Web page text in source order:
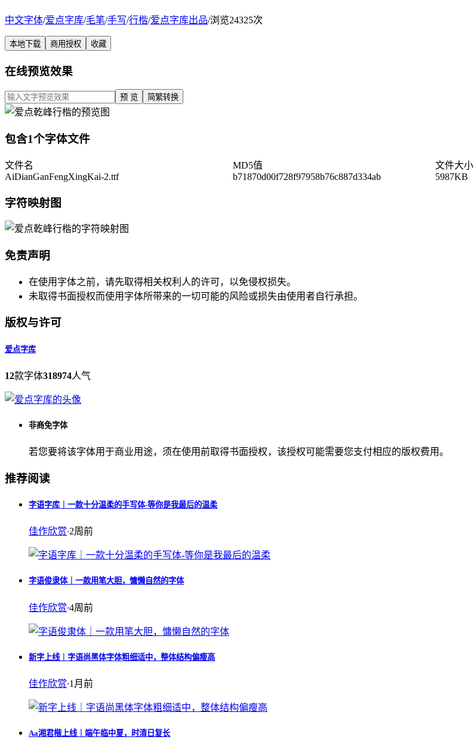
中文字体/爱点字库/毛笔/手写/行楷/爱点字库出品/浏览24325次
本地下载 商用授权 收藏
在线预览效果
预 览 简繁转换
包含1个字体文件
文件名 MD5值
文件大小
AiDianGanFengXingKai-2.ttf
b71870d00f728f97958b76c887d334ab 5987KB
字符映射图
免责声明
在使用字体之前，请先取得相关权利人的许可，以免侵权损失。
未取得书面授权而使用字体所带来的一切可能的风险或损失由使用者自行承担。
版权与许可
爱点字库
12款字体318974人气
非商免字体
若您要将该字体用于商业用途，须在使用前取得书面授权，该授权可能需要您支付相应的版权费用。
推荐阅读
字语字库｜一款十分温柔的手写体-等你是我最后的温柔
佳作欣赏·2周前
字语俊隶体｜一款用笔大胆，慵懒自然的字体
佳作欣赏·4周前
新字上线｜字语尚黑体字体粗细适中，整体结构偏瘦高
佳作欣赏·1月前
Aa湘君楷上线｜端午临中夏，时清日复长